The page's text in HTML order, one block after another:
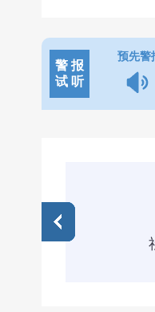
警 报
试 听
预先警